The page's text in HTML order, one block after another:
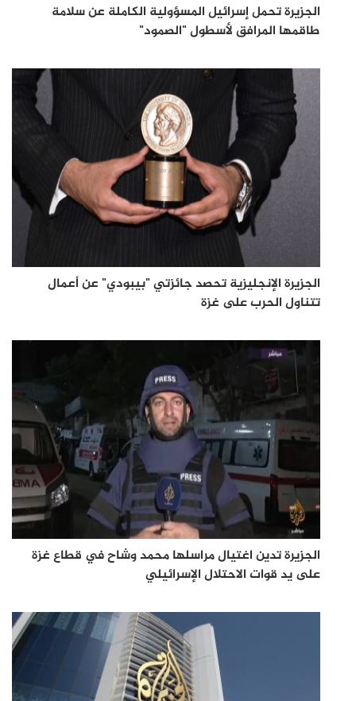
الجزيرة تحمل إسرائيل المسؤولية الكاملة عن سلامة
طاقمها المرافق لأسطول "الصمود"
الجزيرة الإنجليزية تحصد جائزتي "بيبودي" عن أعمال
تتناول الحرب على غزة
الجزيرة تدين اغتيال مراسلها محمد وشاح في قطاع غزة
على يد قوات الاحتلال الإسرائيلي